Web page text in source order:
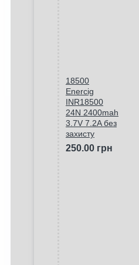
18500
Enercig
INR18500
24N 2400mah
3.7V 7.2A без
захисту
250.00 грн